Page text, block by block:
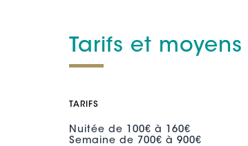
CAPACITÉ GLOBALE :
Tarifs et
TARIFS
Nuitée de 100€ à 160€
Semaine de 700€ à 900€